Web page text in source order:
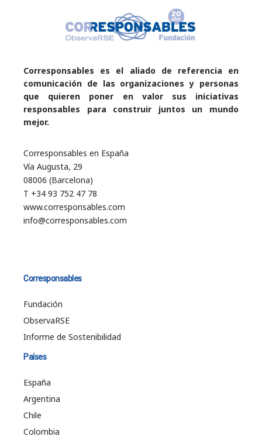
Corresponsables es el aliado de referencia en
comunicación de las organizaciones y personas
que quieren poner en valor sus iniciativas
responsables para construir juntos un mundo
mejor.
Corresponsables en España
Vía Augusta, 29
08006 (Barcelona)
T +34 93 752 47 78
www.corresponsables.com
info@corresponsables.com
Corresponsables
Fundación
ObservaRSE
Informe de Sostenibilidad
Países
España
Argentina
Chile
Colombia